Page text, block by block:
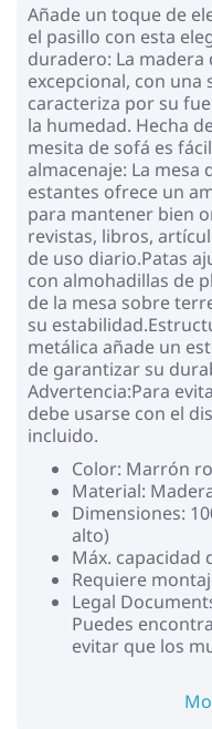
Añade un toque de
el pasillo con esta
duradero: La
excepcional, con una
caracteriza por su
la humedad. Hecha
mesita de sofá es
almacenaje: La mesa
estantes ofrece un
para mantener bien
revistas, libros,
de uso diario.Patas
con almohadillas de
de la mesa sobre
su
metálica añade un
de garantizar su
Advertencia:Para
debe usarse con el
incluido.
Color: Marrón
Material:
Dimensiones:
alto)
Máx. capacidad
Requiere
Legal
Puedes
evitar que los